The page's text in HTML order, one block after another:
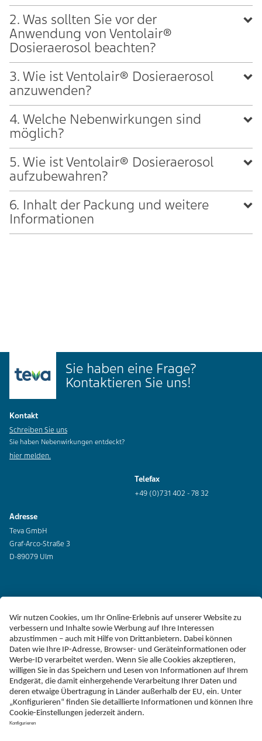
2. Was sollten Sie vor der
Anwendung von Ventolair®
Dosieraerosol beachten?
3. Wie ist Ventolair® Dosieraerosol
anzuwenden?
4. Welche Nebenwirkungen sind
möglich?
5. Wie ist Ventolair® Dosieraerosol
aufzubewahren?
6. Inhalt der Packung und weitere
Informationen
Sie haben eine Frage?
Kontaktieren Sie uns!
Kontakt
Schreiben Sie uns
Sie haben Nebenwirkungen entdeckt?
hier melden.
Telefax
+49 (0)731 402 - 78 32
Adresse
Teva GmbH
Graf-Arco-Straße 3
D-89079 Ulm
Erklärung zur Barrierefreiheit
Impressum
Liefer-AGB
Datenschutz
Haftungsausschluss
Follow Teva